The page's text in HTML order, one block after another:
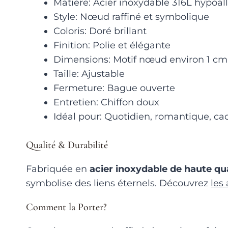
Matière: Acier inoxydable 316L
Style: Nœud raffiné et symbolique
Coloris: Doré brillant
Finition: Polie et élégante
Dimensions: Motif nœud environ 1 cm
Taille: Ajustable
Fermeture: Bague ouverte
Entretien: Chiffon doux
Idéal pour: Quotidien, romantique,
Qualité & Durabilité
Fabriquée en acier inoxydable de haute
symbolise des liens éternels. Découvrez les
Comment la Porter?